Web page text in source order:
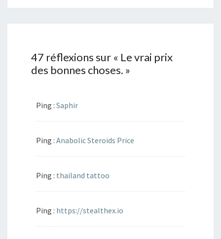
47 réflexions sur « Le vrai prix
des bonnes choses. »
Ping : Saphir
Ping : Anabolic Steroids Price
Ping : thailand tattoo
Ping : https://stealthex.io